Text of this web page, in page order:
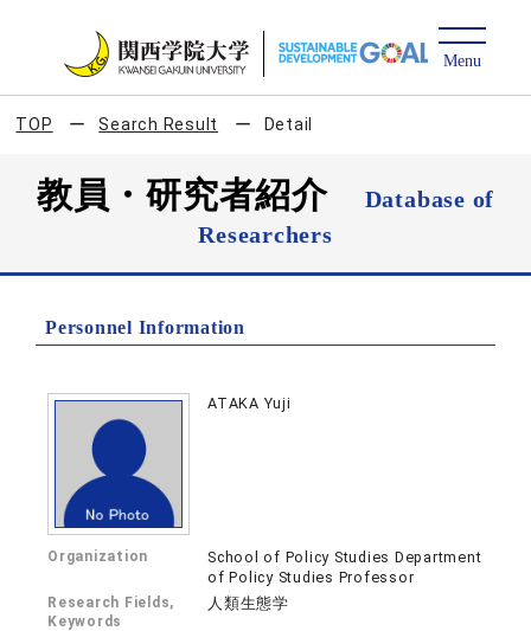
TOP Search Result Detail
教員・研究者紹介
Database of
Researchers
Personnel Information
ATAKA Yuji
Organization
School of Policy Studies Department
of Policy Studies Professor
Research Fields,
Keywords
人類生態学